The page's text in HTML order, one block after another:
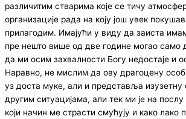
различитим стварима које се тичу
организације рада на коју још увек
прилагодим. Имајући у виду да заиста
пре нешто више од две године могао само
да ми осим захвалности Богу недостаје и
Наравно, не мислим да ову драгоцену
уз доста муке, али и представља
другим ситуацијама, али тек ми је на послу
који начин ме страсти смућују и како лако